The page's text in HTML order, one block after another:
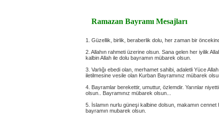
Ramazan Bayramı Mesajları
1. Güzellik, birlik, beraberlik dolu, her zaman bir
2. Allahın rahmeti üzerine olsun. Sana gelen her iyilik
kalbin Allah ile dolu bayramın mübarek olsun.
3. Varlığı ebedi olan, merhamet sahibi, adaletli Yüce
iletilmesine vesile olan Kurban Bayramınız mübarek
4. Bayramlar berekettir, umuttur, özlemdir. Yarınlar
olsun.. Bayramınız mübarek olsun...
5. İslamın nurlu güneşi kalbine dolsun, makamın
bayramın mubarek olsun.